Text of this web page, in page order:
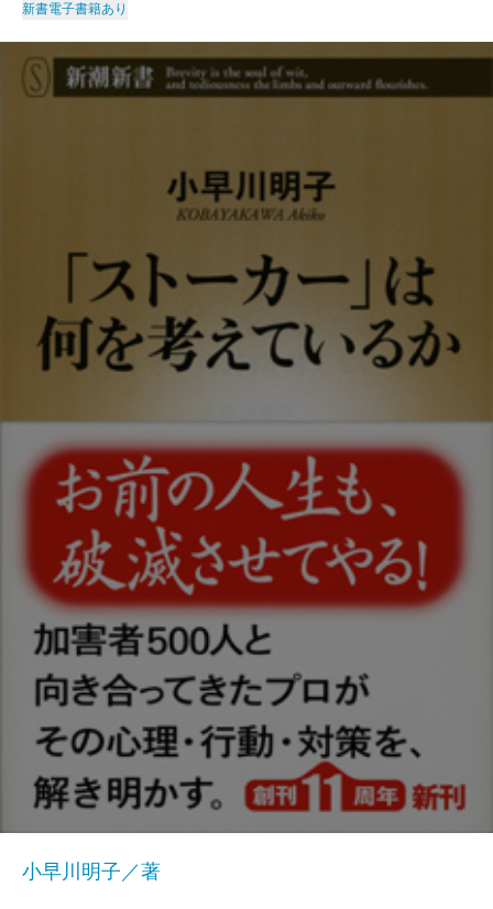
新書電子書籍あり
小早川明子／著